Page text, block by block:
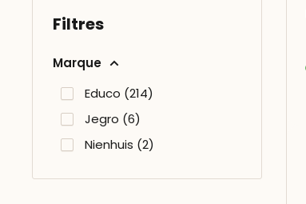
Filtres
Marque
Educo (214)
Jegro (6)
Nienhuis (2)